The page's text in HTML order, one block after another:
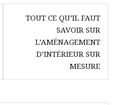
TOUT CE QU’IL FAUT
SAVOIR SUR
L’AMÉNAGEMENT
D’INTÉRIEUR SUR
MESURE